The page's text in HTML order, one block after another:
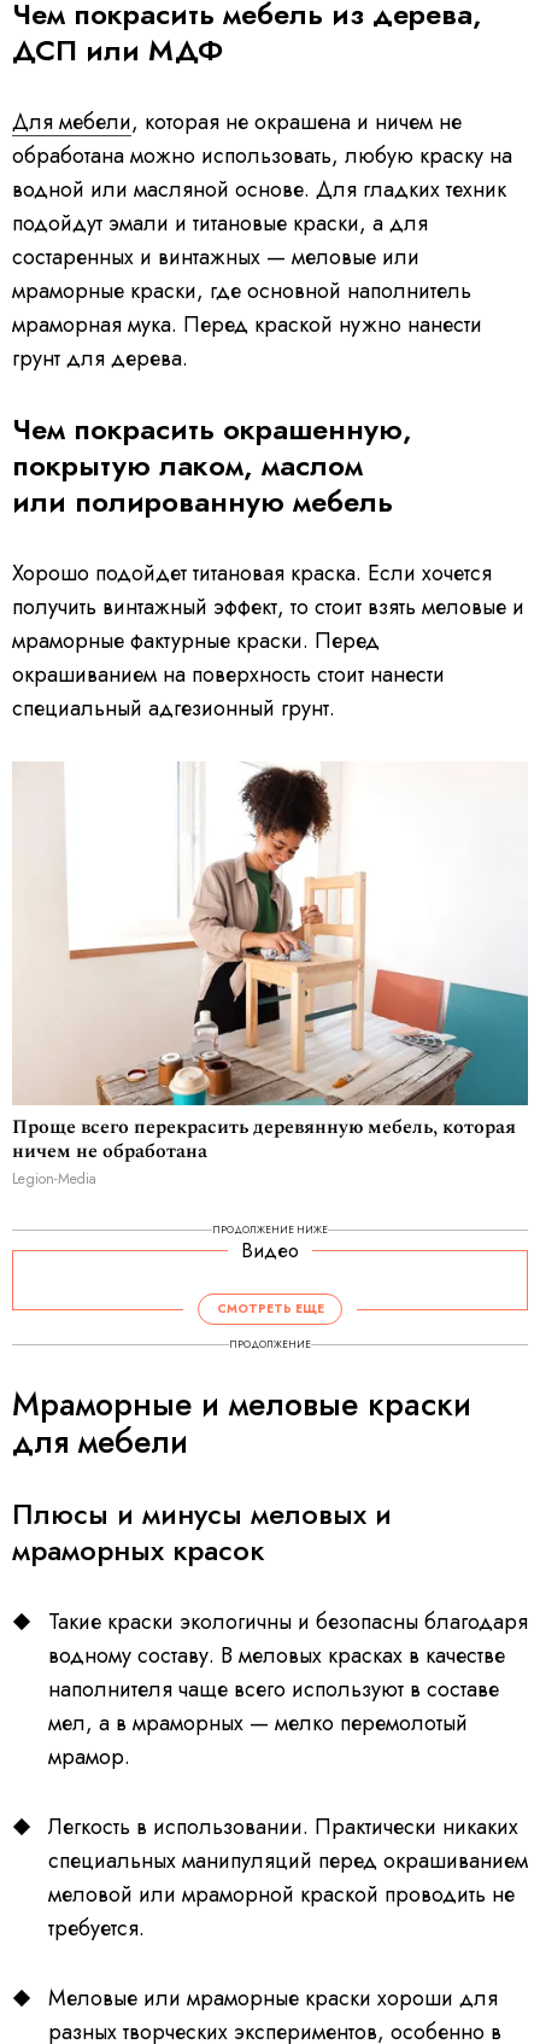
Чем покрасить мебель из дерева,
ДСП или МДФ
Для мебели, которая не окрашена и ничем не
обработана можно использовать, любую краску на
водной или масляной основе. Для гладких техник
подойдут эмали и титановые краски, а для
состаренных и винтажных — меловые или
мраморные краски, где основной наполнитель
мраморная мука. Перед краской нужно нанести
грунт для дерева.
Чем покрасить окрашенную,
покрытую лаком, маслом
или полированную мебель
Хорошо подойдет титановая краска. Если хочется
получить винтажный эффект, то стоит взять меловые и
мраморные фактурные краски. Перед
окрашиванием на поверхность стоит нанести
специальный адгезионный грунт.
Проще всего перекрасить деревянную мебель, которая
ничем не обработана
Legion-Media
ПРОДОЛЖЕНИЕ НИЖЕ
Видео
СМОТРЕТЬ ЕЩЕ
ПРОДОЛЖЕНИЕ
Мраморные и меловые краски
для мебели
Плюсы и минусы меловых и
мраморных красок
Такие краски экологичны и безопасны благодаря
водному составу. В меловых красках в качестве
наполнителя чаще всего используют в составе
мел, а в мраморных — мелко перемолотый
мрамор.
Легкость в использовании. Практически никаких
специальных манипуляций перед окрашиванием
меловой или мраморной краской проводить не
требуется.
Меловые или мраморные краски хороши для
разных творческих экспериментов, особенно в